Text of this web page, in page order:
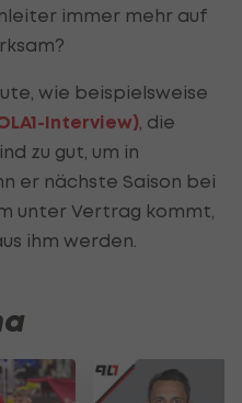
immer mehr auf
wie beispielsweise
Interview) , die
zu gut, um in
er nächste Saison bei
unter Vertrag kommt,
ihm werden.